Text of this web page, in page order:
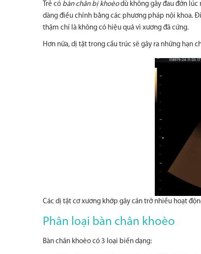
Trẻ có bàn chân bị khoèodù không gây đau đớn
dàng điều chỉnh bằng các phương pháp nội khoa.
thậm chí là không có hiệu quả vì xương đã cứng.
Hơn nữa, dị tật trong cấu trúc sẽ gây ra những hạn
Các dị tật cơ xương khớp gây cản trở nhiều hoạt
Phân loại bàn chân khoèo
Bàn chân khoèo có 3 loại biến dạng: